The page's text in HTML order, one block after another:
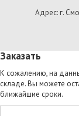
Адрес: г.
Заказать
К сожалению, на
складе. Вы можете
ближайшие сроки.